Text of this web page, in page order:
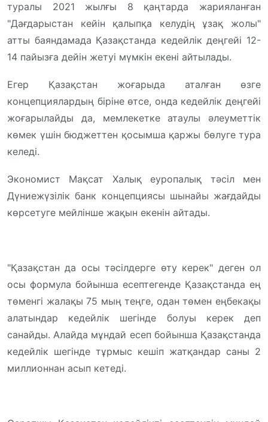
туралы 2021 жылғы 8 қаңтарда жарияланған
"Дағдарыстан кейін қалыпқа келудің ұзақ жолы"
атты баяндамада Қазақстанда кедейлік деңгейі 12-
14 пайызға дейін жетуі мүмкін екені айтылады.
Егер Қазақстан жоғарыда аталған өзге
концепциялардың біріне өтсе, онда кедейлік деңгейі
жоғарылайды да, мемлекетке атаулы әлеуметтік
көмек үшін бюджеттен қосымша қаржы бөлуге тура
келеді.
Экономист Мақсат Халық еуропалық тәсіл мен
Дүниежүзілік банк концепциясы шынайы жағдайды
көрсетуге мейлінше жақын екенін айтады.
"Қазақстан да осы тәсілдерге өту керек" деген ол
осы формула бойынша есептегенде Қазақстанда ең
төменгі жалақы 75 мың теңге, одан төмен еңбекақы
алатындар кедейлік шегінде болуы керек деп
санайды. Алайда мұндай есеп бойынша Қазақстанда
кедейлік шегінде тұрмыс кешіп жатқандар саны 2
миллионнан асып кетеді.